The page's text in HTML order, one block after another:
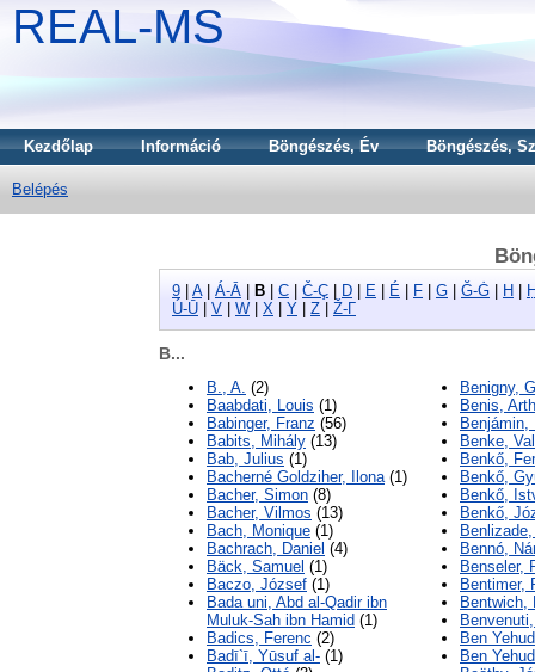
REAL-MS
Kezdőlap Információ Böngészés, Év Böngészés,
Belépés
9 A| Á-Ā B C Č-Ç D E É F G Ğ-Ġ H
Ú-Ū
V W X Y Z Ž-Γ
B...
B., A. (2)
Baabdati, Louis (1)
Babinger, Franz (56)
Babits, Mihály (13)
Bab, Julius (1)
Bacherné Goldziher, Ilona(1)
Bacher, Simon (8)
Bacher, Vilmos (13)
Bach, Monique (1)
Bachrach, Daniel (4)
Bäck, Samuel (1)
Baczo, József (1)
Bada uni, Abd al-Qadir ibn
Muluk-Sah ibn Hamid (1)
Badics, Ferenc (2)
Badī`ī, Yūsuf al- (1)
Benigny,
Benis,
Benjámin,
Benke,
Benkő,
Benkő,
Benkő,
Benkő,
Bennó,
Benseler,
Bentimer,
Bentwich,
Ben
Ben